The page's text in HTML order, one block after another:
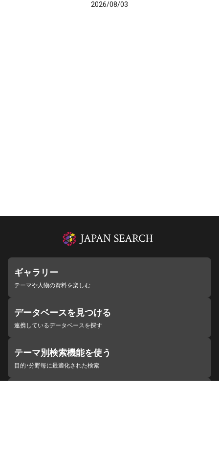
2026/08/03
ギャラリー
テーマや人物の資料を楽しむ
データベースを見つける
連携しているデータベースを探す
テーマ別検索機能を使う
目的・分野毎に最適化された検索